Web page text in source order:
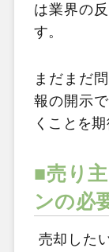
は業界の
す。
まだまだ
報の開示
くことを
■売り
ンの必
売却した